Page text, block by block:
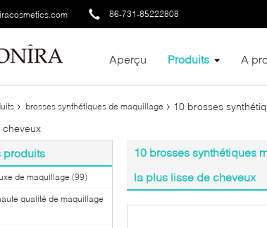
86-731-85222808
Aperçu Produits A
brosses synthétiques de maquillage
10 brosses
cheveux
produits
de maquillage (99)
qualité de maquillage
10 brosses synthétiques
la plus lisse de cheveux